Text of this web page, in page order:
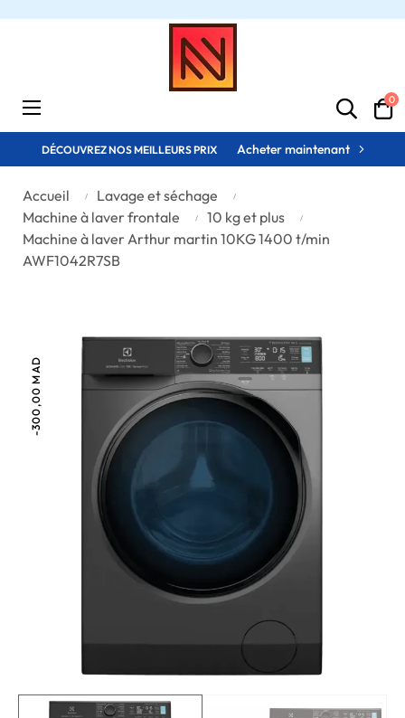
Basculer
la
navigation
☰ 0
DÉCOUVREZ NOS MEILLEURS PRIX Acheter maintenant
Accueil
Lavage et séchage
Machine à laver frontale
10 kg et plus
Machine à laver Arthur martin 10KG 1400 t/min
AWF1042R7SB
-300,00 MAD